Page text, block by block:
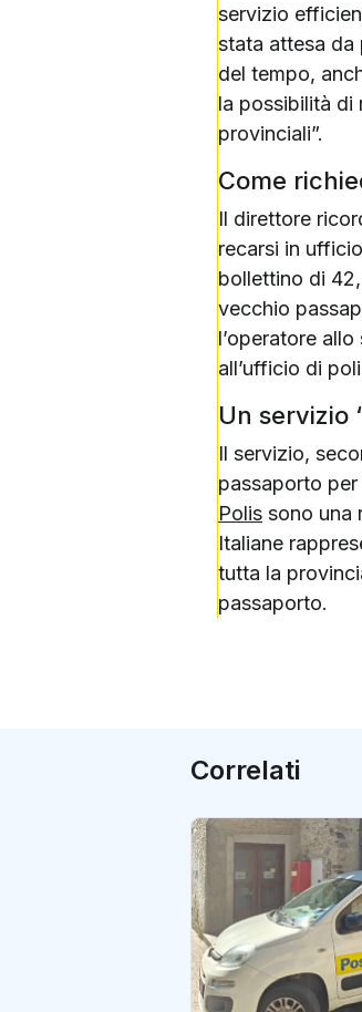
servizio
stata attesa da
del tempo,
la possibilità di
provinciali”.
Come
Il direttore
recarsi in
bollettino di
vecchio
l’operatore
all’ufficio di
Un servizio
Il servizio,
passaporto
Polis sono una
Italiane
tutta la
passaporto.
Correlati